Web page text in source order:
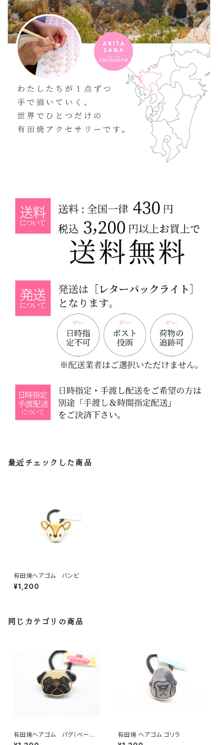
最近チェックした商品
有田焼ヘアゴム バンビ
¥1,200
同じカテゴリの商品
有田焼ヘアゴム パグ（ベージ
ュ× ブラック×ゴールド）
有田焼 ヘアゴム ゴリラ